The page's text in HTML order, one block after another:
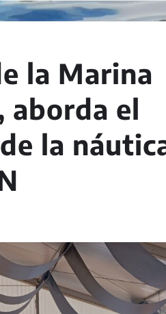
la Marina
aborda el
la